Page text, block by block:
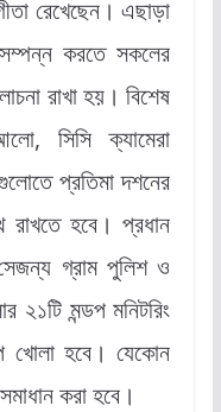
রেখেছেন। এছাড়া
করতে সকলের
রাখা হয়। বিশেষ
সিসি ক্যামেরা
প্রতিমা দশনের
হবে। প্রধান
গ্রাম পুলিশ ও
২১টি মন্ডপ মনিটরিং
খোলা হবে। যেকোন
করা হবে।